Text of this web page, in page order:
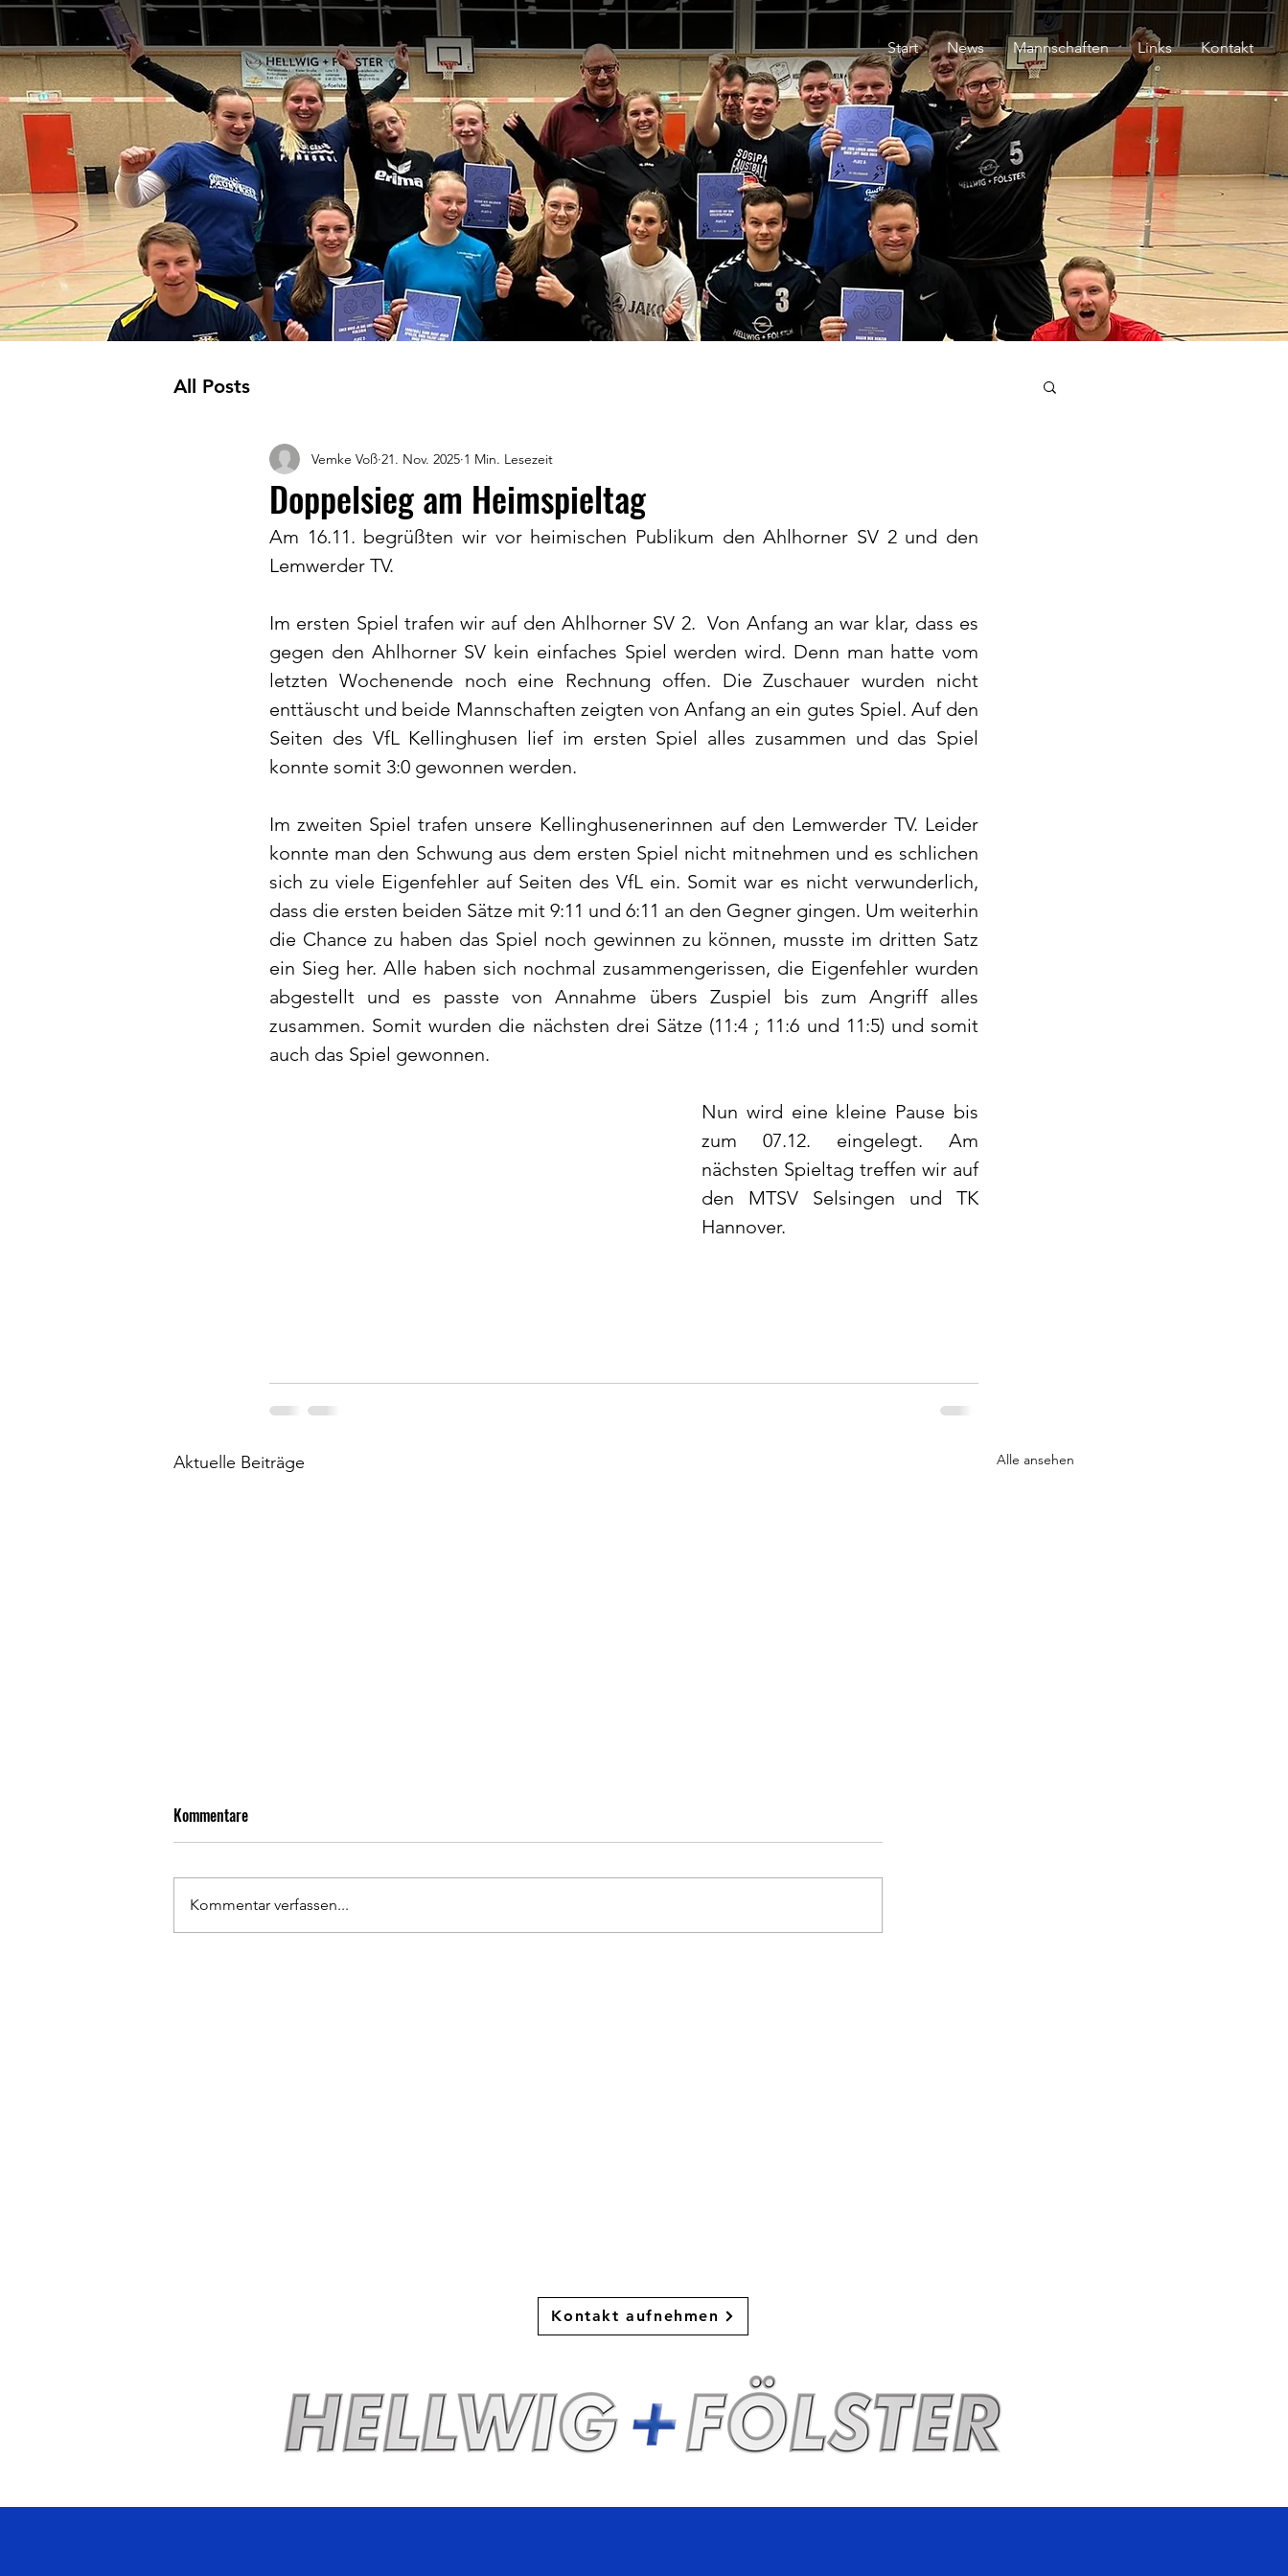
Start News Mannschaften Links Kontakt
All Posts
Doppelsieg am Heimspieltag
Vemke Voß 21. Nov. 2025 1 Min. Lesezeit
Am 16.11. begrüßten wir vor heimischen Publikum den Ahlhorner SV 2 und den
Lemwerder TV.
Im ersten Spiel trafen wir auf den Ahlhorner SV 2.  Von Anfang an war klar, dass es
gegen den Ahlhorner SV kein einfaches Spiel werden wird. Denn man hatte vom
letzten Wochenende noch eine Rechnung offen. Die Zuschauer wurden nicht
enttäuscht und beide Mannschaften zeigten von Anfang an ein gutes Spiel. Auf den
Seiten des VfL Kellinghusen lief im ersten Spiel alles zusammen und das Spiel
konnte somit 3:0 gewonnen werden.
Im zweiten Spiel trafen unsere Kellinghusenerinnen auf den Lemwerder TV. Leider
konnte man den Schwung aus dem ersten Spiel nicht mitnehmen und es schlichen
sich zu viele Eigenfehler auf Seiten des VfL ein. Somit war es nicht verwunderlich,
dass die ersten beiden Sätze mit 9:11 und 6:11 an den Gegner gingen. Um weiterhin
die Chance zu haben das Spiel noch gewinnen zu können, musste im dritten Satz
ein Sieg her. Alle haben sich nochmal zusammengerissen, die Eigenfehler wurden
abgestellt und es passte von Annahme übers Zuspiel bis zum Angriff alles
zusammen. Somit wurden die nächsten drei Sätze (11:4 ; 11:6 und 11:5) und somit
auch das Spiel gewonnen.
Nun wird eine kleine Pause bis
zum 07.12. eingelegt. Am
nächsten Spieltag treffen wir auf
den MTSV Selsingen und TK
Hannover.
Aktuelle Beiträge Alle ansehen
Kommentare
Kommentar verfassen...
Kontakt aufnehmen